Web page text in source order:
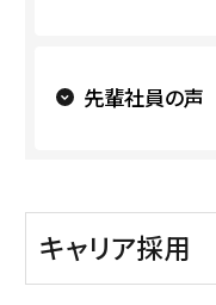
先輩社員の声
キャリア採用